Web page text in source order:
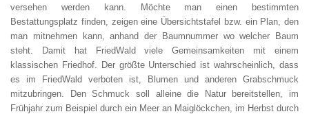
versehen werden kann. Möchte man einen bestimmten
Bestattungsplatz finden, zeigen eine Übersichtstafel bzw. ein Plan, den
man mitnehmen kann, anhand der Baumnummer wo welcher Baum
steht. Damit hat FriedWald viele Gemeinsamkeiten mit einem
klassischen Friedhof. Der größte Unterschied ist wahrscheinlich, dass
es im FriedWald verboten ist, Blumen und anderen Grabschmuck
mitzubringen. Den Schmuck soll alleine die Natur bereitstellen, im
Frühjahr zum Beispiel durch ein Meer an Maiglöckchen, im Herbst durch